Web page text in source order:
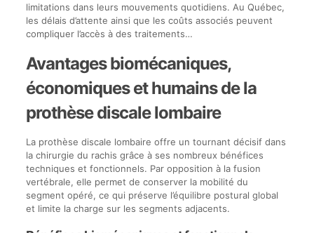
limitations dans leurs mouvements quotidiens. Au Québec,
les délais d’attente ainsi que les coûts associés peuvent
compliquer l’accès à des traitements…
Avantages biomécaniques,
économiques et humains de la
prothèse discale lombaire
La prothèse discale lombaire offre un tournant décisif dans
la chirurgie du rachis grâce à ses nombreux bénéfices
techniques et fonctionnels. Par opposition à la fusion
vertébrale, elle permet de conserver la mobilité du
segment opéré, ce qui préserve l’équilibre postural global
et limite la charge sur les segments adjacents.